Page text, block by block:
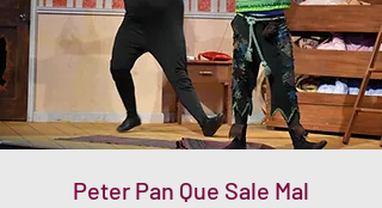
Peter Pan Que Sale Mal